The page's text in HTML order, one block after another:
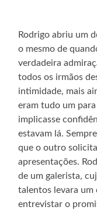
Rodrigo abriu um
o mesmo de
verdadeira
todos os irmãos
intimidade, mais
eram tudo um
implicasse
estavam lá.
que o outro
apresentações.
de um galerista,
talentos levara um
entrevistar o